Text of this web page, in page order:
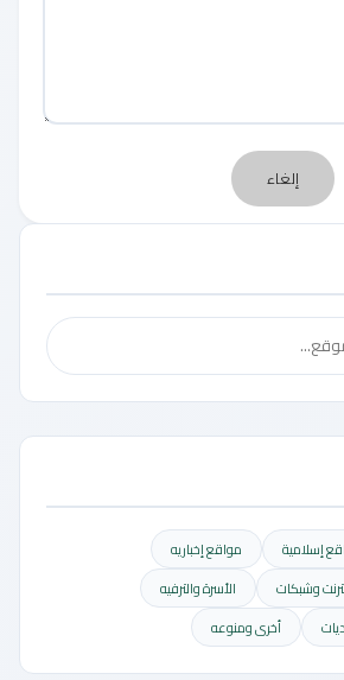
إلغاء
إسلامية
مواقع إخباريه
وشبكات
الأسرة والترفيه
أخرى ومنوعه